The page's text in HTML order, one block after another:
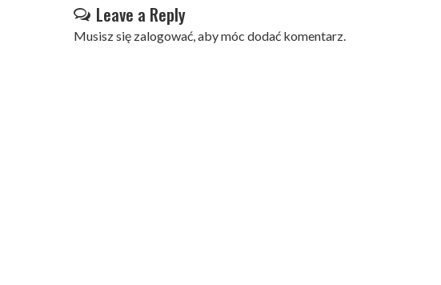
Leave a Reply
Musisz się zalogować, aby móc dodać komentarz.